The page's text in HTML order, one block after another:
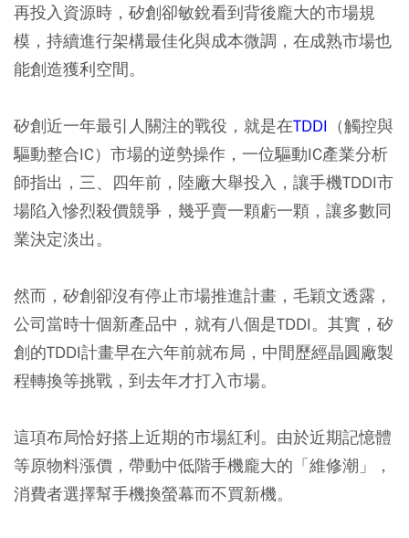
再投入資源時，矽創卻敏銳看到背後龐大的市場規
模，持續進行架構最佳化與成本微調，在成熟市場也
能創造獲利空間。
矽創近一年最引人關注的戰役，就是在TDDI （觸控與
驅動整合IC）市場的逆勢操作，一位驅動IC產業分析
師指出，三、四年前，陸廠大舉投入，讓手機TDDI市
場陷入慘烈殺價競爭，幾乎賣一顆虧一顆，讓多數同
業決定淡出。
然而，矽創卻沒有停止市場推進計畫，毛穎文透露，
公司當時十個新產品中，就有八個是TDDI。其實，矽
創的TDDI計畫早在六年前就布局，中間歷經晶圓廠製
程轉換等挑戰，到去年才打入市場。
這項布局恰好搭上近期的市場紅利。由於近期記憶體
等原物料漲價，帶動中低階手機龐大的「維修潮」，
消費者選擇幫手機換螢幕而不買新機。